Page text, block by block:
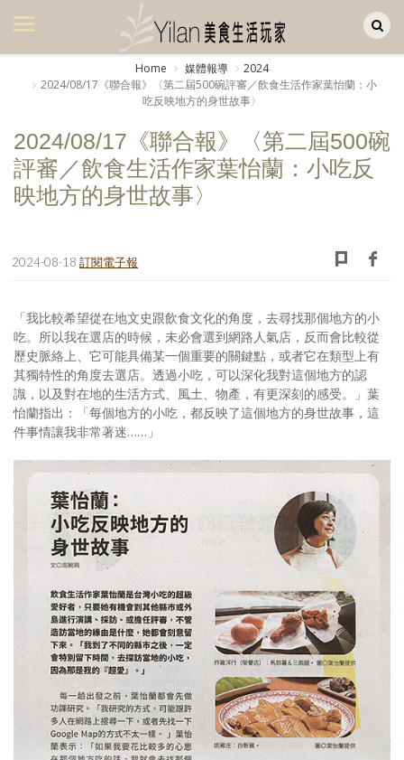
美食集
美飲集
廚房集
旅遊集
旅遊美食集
日記簿
餐桌週記
享樂隨手拍
照相簿
影音區
創意出版服務
關於Yilan
個人著作
活動實況記錄
媒體報導一覽
合作與代言
Home 媒體報導
2024
2024/08/17《聯合報》〈第二屆500碗評審／飲食生活作家葉怡蘭：小
吃反映地方的身世故事〉
2024/08/17《聯合報》〈第二屆500碗
評審／飲食生活作家葉怡蘭：小吃反
映地方的身世故事〉
2024-08-18 訂閱電子報
「我比較希望從在地文史跟飲食文化的角度，去尋找那個地方的小
吃。所以我在選店的時候，未必會選到網路人氣店，反而會比較從
歷史脈絡上、它可能具備某一個重要的關鍵點，或者它在類型上有
其獨特性的角度去選店。透過小吃，可以深化我對這個地方的認
識，以及對在地的生活方式、風土、物產，有更深刻的感受。」葉
怡蘭指出：「每個地方的小吃，都反映了這個地方的身世故事，這
件事情讓我非常著迷……」